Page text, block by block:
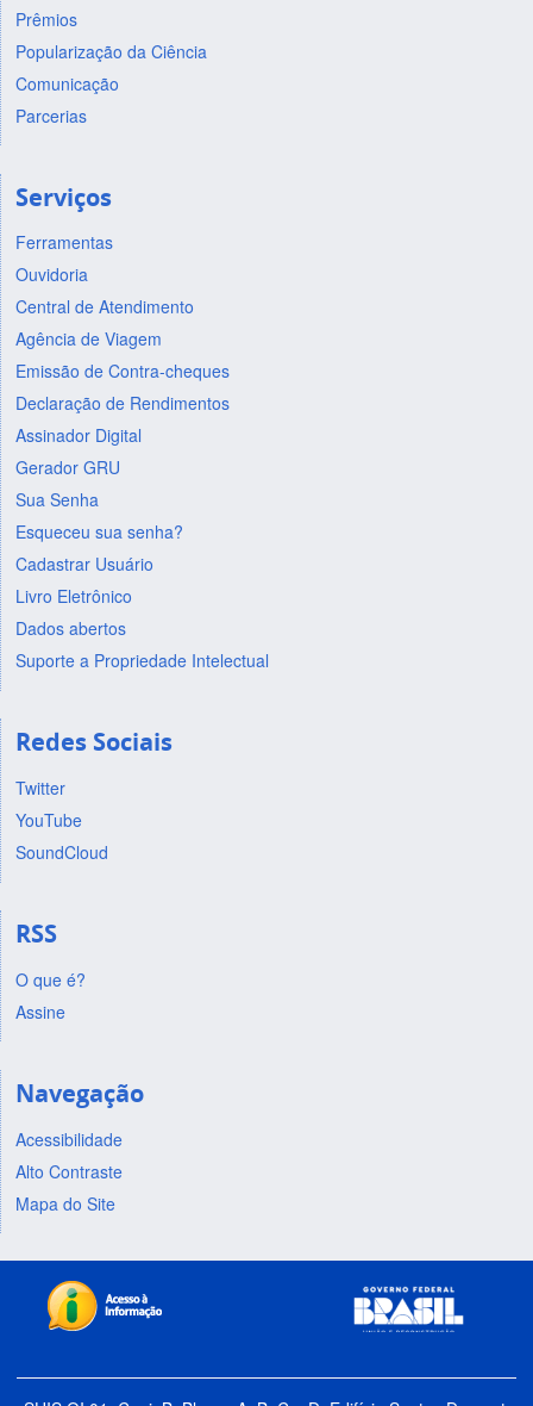
Prêmios
Popularização da Ciência
Comunicação
Parcerias
Serviços
Ferramentas
Ouvidoria
Central de Atendimento
Agência de Viagem
Emissão de Contra-cheques
Declaração de Rendimentos
Assinador Digital
Gerador GRU
Sua Senha
Esqueceu sua senha?
Cadastrar Usuário
Livro Eletrônico
Dados abertos
Suporte a Propriedade Intelectual
Redes Sociais
Twitter
YouTube
SoundCloud
RSS
O que é?
Assine
Navegação
Acessibilidade
Alto Contraste
Mapa do Site